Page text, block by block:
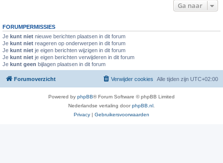
Ga naar
FORUMPERMISSIES
Je kunt niet nieuwe berichten plaatsen in dit forum
Je kunt niet reageren op onderwerpen in dit forum
Je kunt niet je eigen berichten wijzigen in dit forum
Je kunt niet je eigen berichten verwijderen in dit forum
Je kunt geen bijlagen plaatsen in dit forum
Forumoverzicht Alle tijden zijn UTC+02:00
Verwijder cookies
Powered by phpBB® Forum Software © phpBB Limited
Nederlandse vertaling doorphpBB.nl
Privacy | Gebruikersvoorwaarden